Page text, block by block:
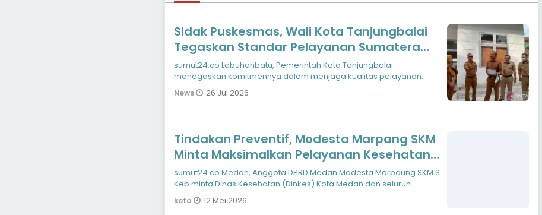
Sidak Puskesmas, Wali Kota Tanjungbalai
Tegaskan Standar Pelayanan Sumatera
Utara - Pemerintah Kota Tanjungbalai
menegaskan komitmennya dalam menjag
sumut24.co Labuhanbatu, Pemerintah Kota Tanjungbalai
menegaskan komitmennya dalam menjaga kualitas pelayanan
kesehatan bagi masyarakat. Ha
News 26 Jul 2026
Tindakan Preventif, Modesta Marpang SKM
Minta Maksimalkan Pelayanan Kesehatan
di Posyandu
sumut24.co Medan, Anggota DPRD Medan Modesta Marpaung SKM S
Keb minta Dinas Kesehatan (Dinkes) Kota Medan dan seluruh
Puskesmas agar maksim
kota 12 Mei 2026